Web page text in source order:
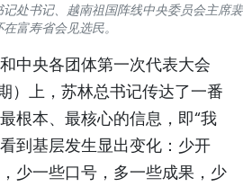
能媒体
新闻
处书记、越南祖国阵线中央委员会主席裴
富寿省会见选民。
中央各团体第一次代表大会
）上，苏林总书记传达了一番
根本、最核心的信息，即“我
到基层发生显出变化：少开
少一些口号，多一些成果，少